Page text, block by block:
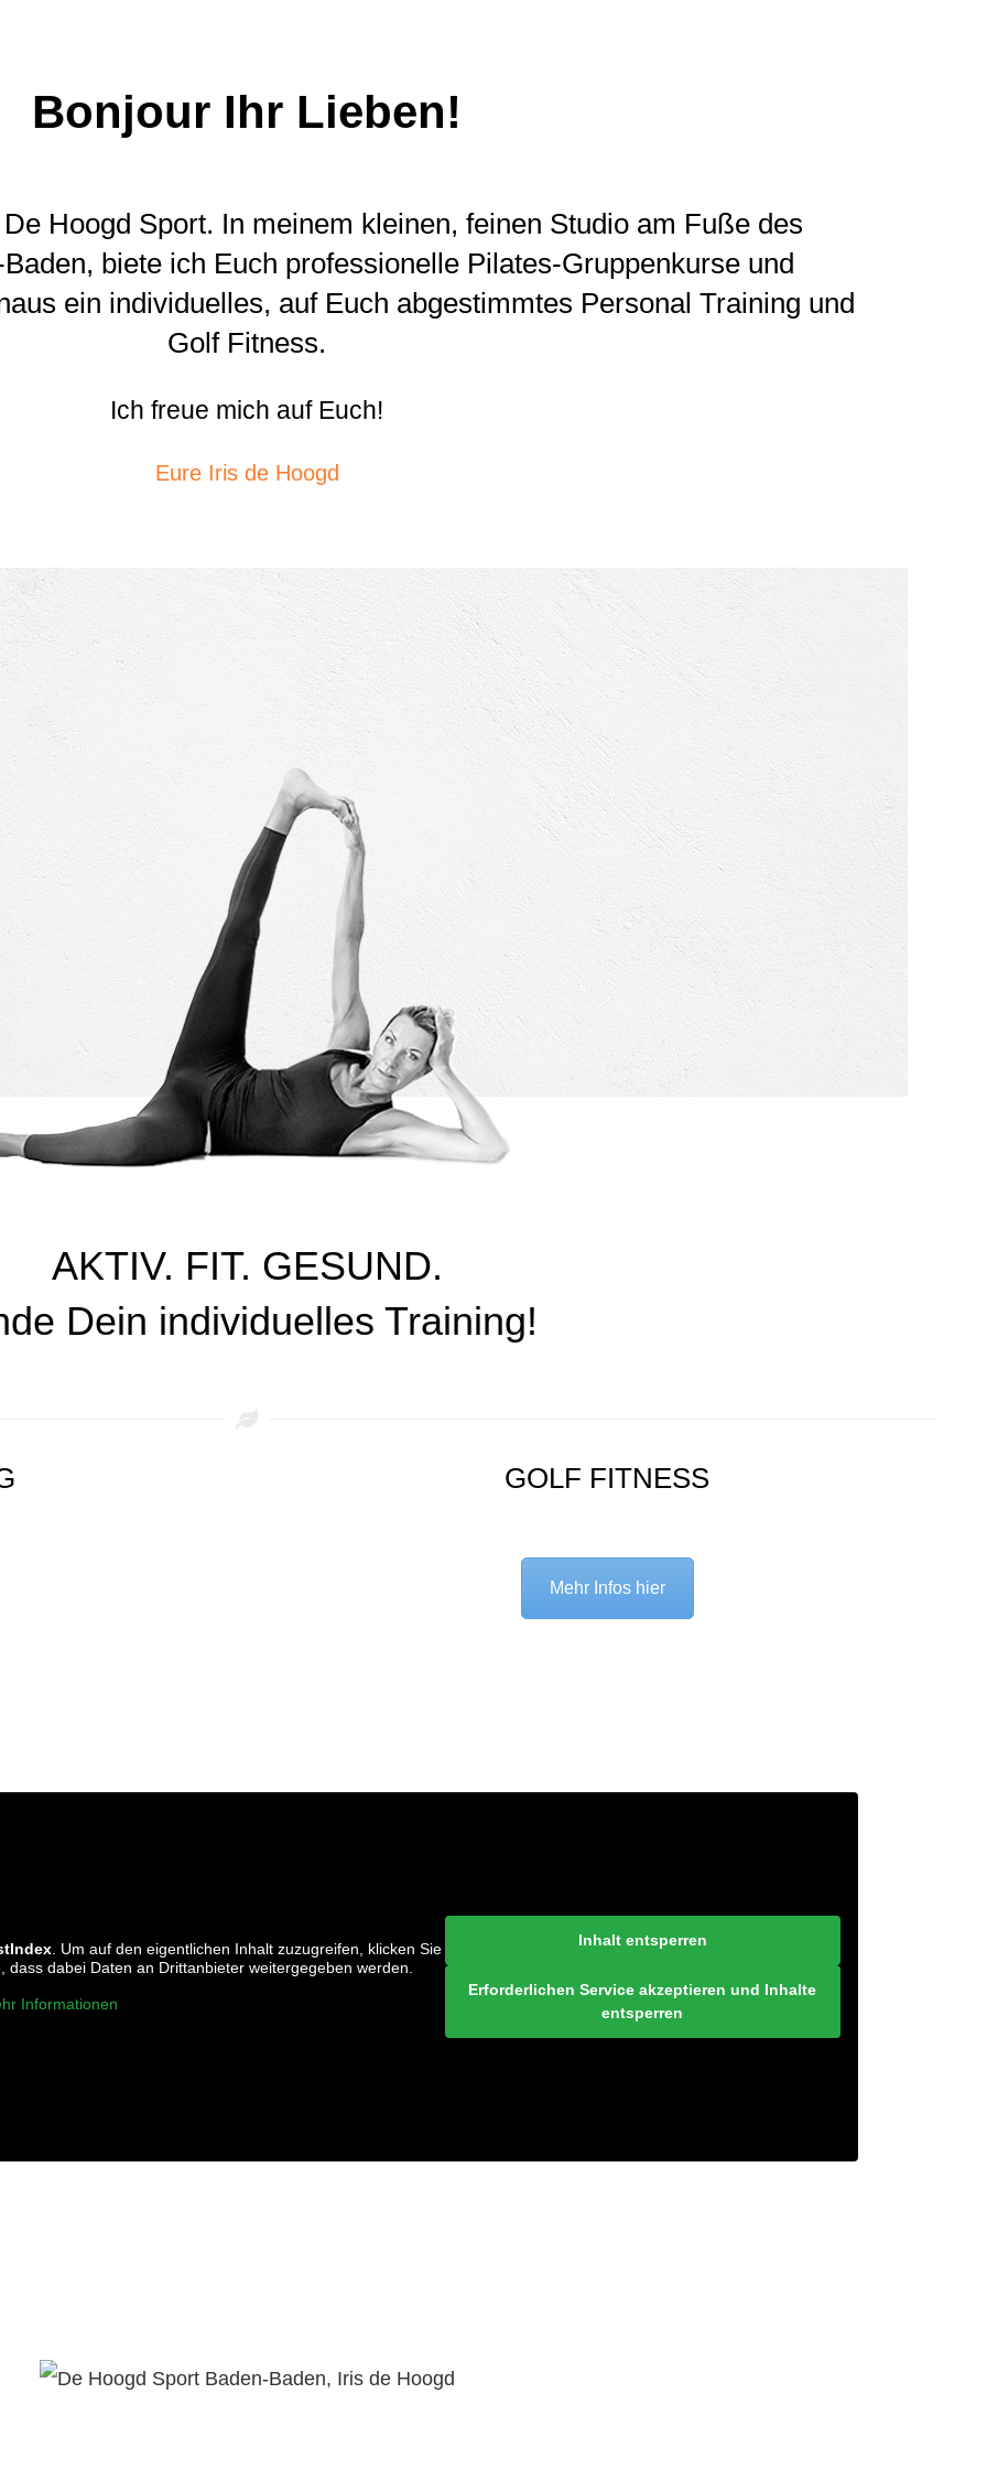
Bonjour Ihr Lieben!
Hoogd Sport. In meinem kleinen, feinen Studio am Fuße des
biete ich Euch professionelle Pilates-Gruppenkurse und
ein individuelles, auf Euch abgestimmtes Personal Training und
Golf Fitness.
Ich freue mich auf Euch!
Eure Iris de Hoogd
AKTIV. FIT. GESUND.
Dein individuelles Training!
GOLF FITNESS
Mehr Infos hier
. Um auf den eigentlichen Inhalt zuzugreifen, klicken Sie
dabei Daten an Drittanbieter weitergegeben werden.
Informationen
Inhalt entsperren
Erforderlichen Service akzeptieren und Inhalte
entsperren